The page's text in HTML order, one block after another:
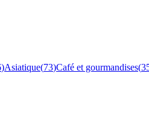
)Asiatique(73)Café et gourmandises(